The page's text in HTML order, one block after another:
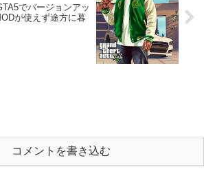
でバージョンアッ
が使えず途方に暮
コメントを書き込む